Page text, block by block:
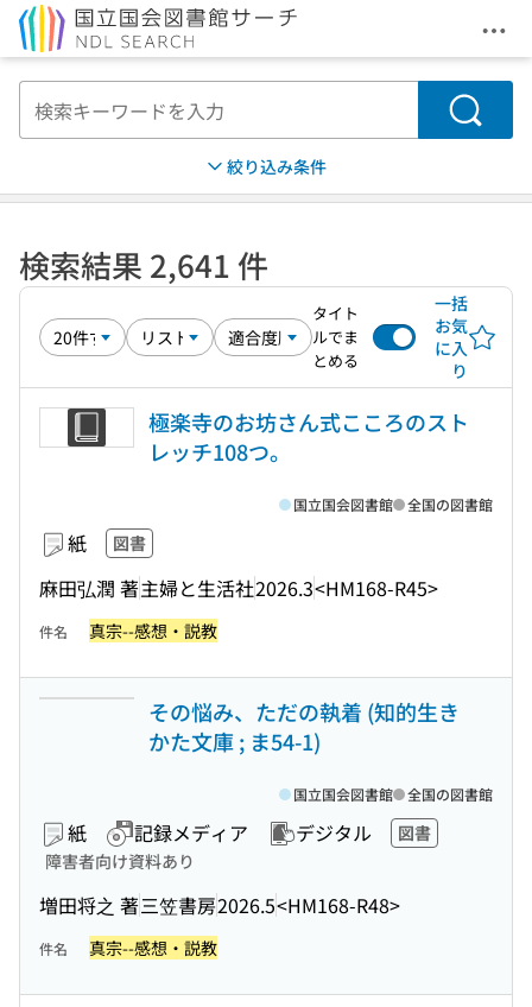
メ
検索
絞り込み条件
検索結果 2,641 件
タイト
ルでま
とめる
一括
お気
に入
り
極楽寺のお坊さん式こころのスト
レッチ108つ。
紙 図書
麻田弘潤 著主婦と生活社2026.3<HM168-R45>
国立国会図書館 全国の図書館
件名 真宗--感想・説教
その悩み、ただの執着 (知的生き
かた文庫 ; ま54-1)
紙 記録メディア デジタル
図書
障害者向け資料あり
増田将之 著三笠書房2026.5<HM168-R48>
国立国会図書館 全国の図書館
件名 真宗--感想・説教